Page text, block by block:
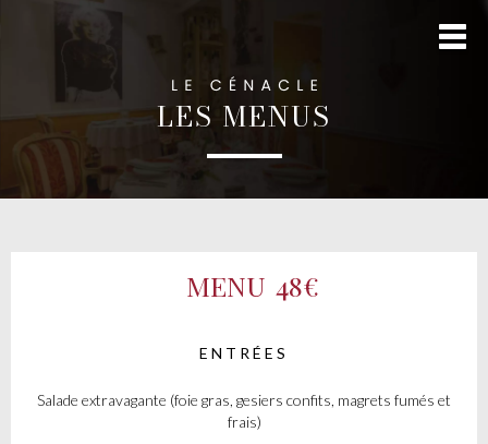
LES MENUS
MENU 48€
ENTRÉES
Salade extravagante (foie gras, gesiers confits, magrets fumés et
frais)